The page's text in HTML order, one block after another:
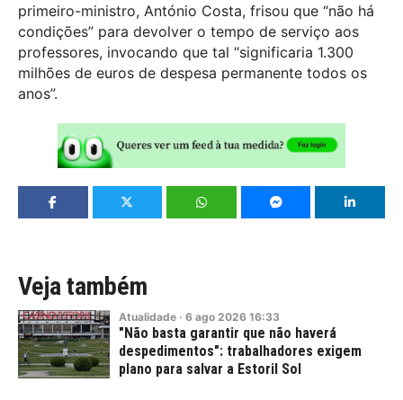
primeiro-ministro, António Costa, frisou que “não há
condições” para devolver o tempo de serviço aos
professores, invocando que tal “significaria 1.300
milhões de euros de despesa permanente todos os
anos”.
Veja também
Atualidade · 6 ago 2026 16:33
"Não basta garantir que não haverá
despedimentos": trabalhadores exigem
plano para salvar a Estoril Sol